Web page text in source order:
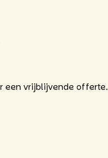
een vrijblijvende offerte.